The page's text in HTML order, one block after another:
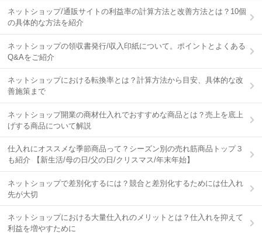
ネットショップ/通販サイトの利益率の計算方法と改善方法とは？10個
の具体的な方法を紹介
ネットショップの領収書発行/収入印紙について。ポイントとよくある
Q&Aをご紹介
ネットショップにおける転換率とは？計算方法から目安、具体的な改
善施策まで
ネットショップ開業の商材仕入れでおすすめな商品とは？売上を底上
げする商品について解説
仕入れにオススメな季節商品って？シーズン別の売れ筋商品トップ３
も紹介 【新生活/母の日/父の日/クリスマス/年末年始】
ネットショップで差別化するには？競合と差別化するためには仕入れ
先が大切
ネットショップにおける大量仕入れのメリットとは？仕入れを抑えて
利益を増やすために